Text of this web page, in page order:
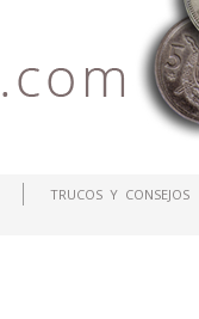
TRUCOS Y CONSEJOS